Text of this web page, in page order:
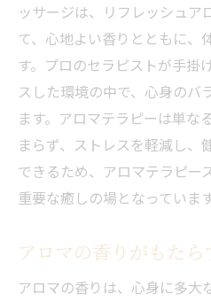
継続的に通うこと
日常の疲れをアロマト
アロマトリートメ
日常疲労に効果的
忙しい現代人にお
癒しの時間を確保
疲労回復に効くアロ
心地よい香りと専門技
プロの技術で心身
ッサージは、リフレッシュア
て、心地よい香りとともに、
す。プロのセラピストが手掛
スした環境の中で、心身のバ
ます。アロマテラピーは単な
まらず、ストレスを軽減し、
できるため、アロマテラピー
重要な癒しの場となっています
アロマの香りがもた
アロマの香りは、心身に多大